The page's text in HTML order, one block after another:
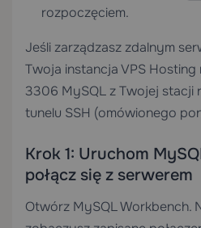
rozpoczęciem.
Jeśli zarządzasz zdalnym
Twoja instancjaVPS Hosting
3306 MySQL z Twojej stacji
tunelu SSH (omówionego
Krok 1: Uruchom
połącz się z serwerem
Otwórz MySQL Workbench.